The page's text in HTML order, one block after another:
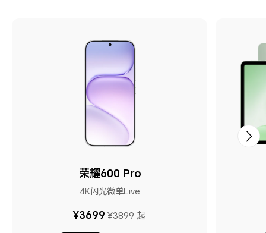
荣耀600 Pro
4K闪光微单Live
¥3699 ¥3899 起